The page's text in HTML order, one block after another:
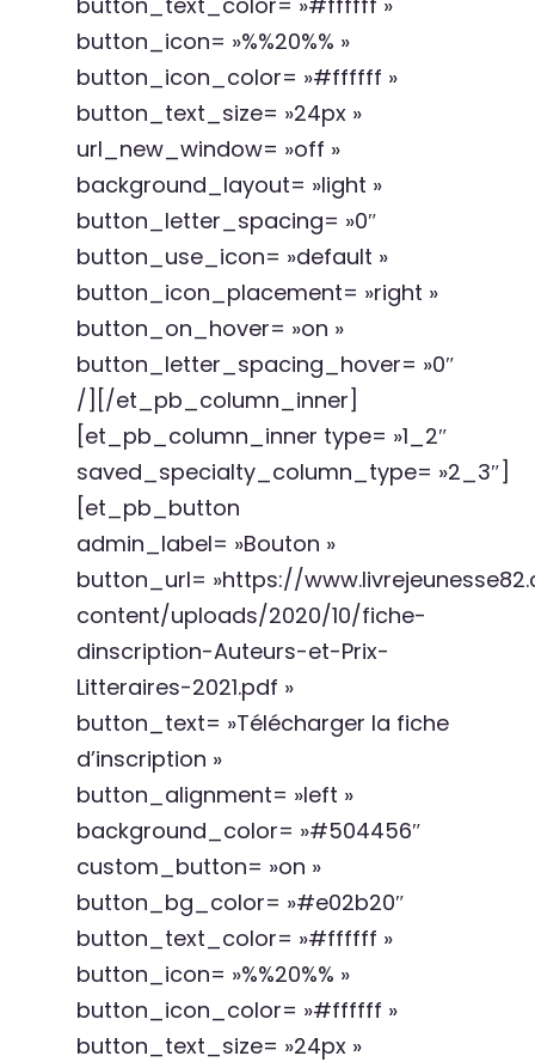
button_icon= »%%20%% »
button_icon_color= »#ffffff »
button_text_size= »24px »
url_new_window= »off »
background_layout= »light »
button_letter_spacing= »0″
button_use_icon= »default »
button_icon_placement= »right »
button_on_hover= »on »
button_letter_spacing_hover= »0″
/][/et_pb_column_inner]
[et_pb_column_inner type= »1_2″
saved_specialty_column_type= »2_3″]
[et_pb_button
admin_label= »Bouton »
button_url= »https://
content/uploads/2020/10/fiche-
dinscription-Auteurs-et-Prix-
Litteraires-2021.pdf »
button_text= »Télécharger la fiche
d’inscription »
button_alignment= »left »
background_color= »#504456″
custom_button= »on »
button_bg_color= »#e02b20″
button_text_color= »#ffffff »
button_icon= »%%20%% »
button_icon_color= »#ffffff »
button_text_size= »24px »